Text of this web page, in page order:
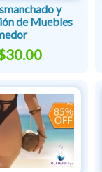
y
de Muebles